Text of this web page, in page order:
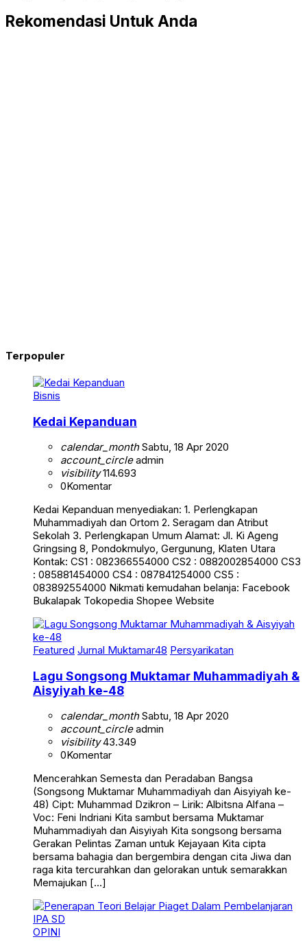
Rekomendasi Untuk Anda
Terpopuler
Bisnis
Kedai Kepanduan
calendar_monthSabtu, 18 Apr 2020
account_circleadmin
visibility114.693
0Komentar
Kedai Kepanduan menyediakan: 1. Perlengkapan
Muhammadiyah dan Ortom 2. Seragam dan Atribut
Sekolah 3. Perlengkapan Umum Alamat: Jl. Ki Ageng
Gringsing 8, Pondokmulyo, Gergunung, Klaten Utara
Kontak: CS1 : 082366554000 CS2 : 0882002854000 CS3
: 085881454000 CS4 : 087841254000 CS5 :
083892554000 Nikmati kemudahan belanja: Facebook
Bukalapak Tokopedia Shopee Website
Featured Jurnal Muktamar48 Persyarikatan
Lagu Songsong Muktamar Muhammadiyah &
Aisyiyah ke-48
calendar_monthSabtu, 18 Apr 2020
account_circleadmin
visibility43.349
0Komentar
Mencerahkan Semesta dan Peradaban Bangsa
(Songsong Muktamar Muhammadiyah dan Aisyiyah ke-
48) Cipt: Muhammad Dzikron – Lirik: Albitsna Alfana –
Voc: Feni Indriani Kita sambut bersama Muktamar
Muhammadiyah dan Aisyiyah Kita songsong bersama
Gerakan Pelintas Zaman untuk Kejayaan Kita cipta
bersama bahagia dan bergembira dengan cita Jiwa dan
raga kita tercurahkan dan gelorakan untuk semarakkan
Memajukan […]
OPINI